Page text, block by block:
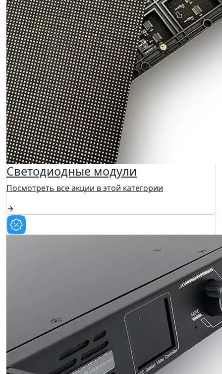
Светодиодные модули
Посмотреть все акции в этой категории